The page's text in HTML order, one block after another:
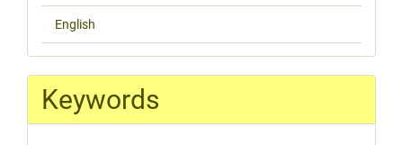
English
Keywords